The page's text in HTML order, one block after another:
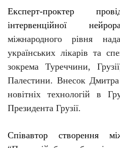
Експерт-проктер
інтервенційної
міжнародного рівня
українських лікарів та
зокрема Туреччини,
Палестини. Внесок
новітніх технологій в
Президента Грузії.
Співавтор створення